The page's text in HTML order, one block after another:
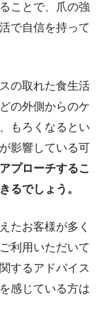
ことで、爪の強
で自信を持って
の取れた食生活
の外側からのケ
もろくなるとい
影響している可
プローチするこ
るでしょう。
たお客様が多く
利用いただいて
するアドバイス
感じている方は